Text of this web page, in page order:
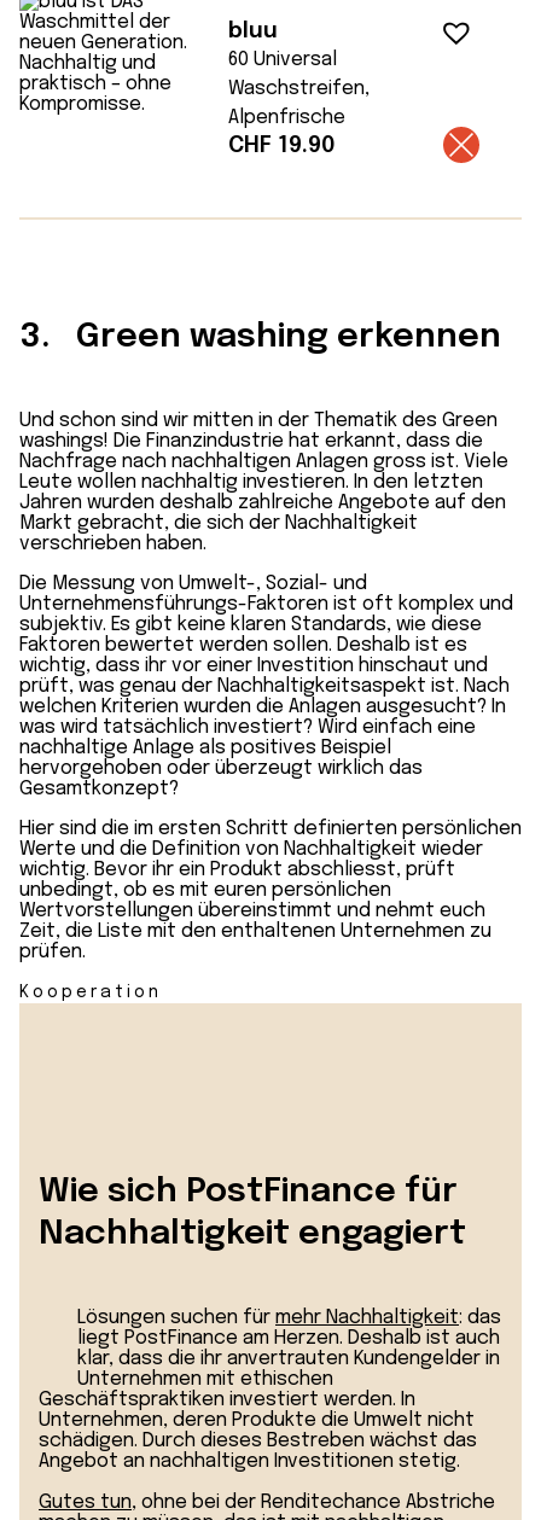
bluu
60 Universal
Waschstreifen,
Alpenfrische
CHF 19.90
3. Green washing erkennen
Und schon sind wir mitten in der Thematik des Green
washings! Die Finanzindustrie hat erkannt, dass die
Nachfrage nach nachhaltigen Anlagen gross ist. Viele
Leute wollen nachhaltig investieren. In den letzten
Jahren wurden deshalb zahlreiche Angebote auf den
Markt gebracht, die sich der Nachhaltigkeit
verschrieben haben.
Die Messung von Umwelt-, Sozial- und
Unternehmensführungs-Faktoren ist oft komplex und
subjektiv. Es gibt keine klaren Standards, wie diese
Faktoren bewertet werden sollen. Deshalb ist es
wichtig, dass ihr vor einer Investition hinschaut und
prüft, was genau der Nachhaltigkeitsaspekt ist. Nach
welchen Kriterien wurden die Anlagen ausgesucht? In
was wird tatsächlich investiert? Wird einfach eine
nachhaltige Anlage als positives Beispiel
hervorgehoben oder überzeugt wirklich das
Gesamtkonzept?
Hier sind die im ersten Schritt definierten persönlichen
Werte und die Definition von Nachhaltigkeit wieder
wichtig. Bevor ihr ein Produkt abschliesst, prüft
unbedingt, ob es mit euren persönlichen
Wertvorstellungen übereinstimmt und nehmt euch
Zeit, die Liste mit den enthaltenen Unternehmen zu
prüfen.
Kooperation
Wie sich PostFinance für
Nachhaltigkeit engagiert
Lösungen suchen für mehr Nachhaltigkeit: das
liegt PostFinance am Herzen. Deshalb ist auch
klar, dass die ihr anvertrauten Kundengelder in
Unternehmen mit ethischen
Geschäftspraktiken investiert werden. In
Unternehmen, deren Produkte die Umwelt nicht
schädigen. Durch dieses Bestreben wächst das
Angebot an nachhaltigen Investitionen stetig.
Gutes tun, ohne bei der Renditechance Abstriche